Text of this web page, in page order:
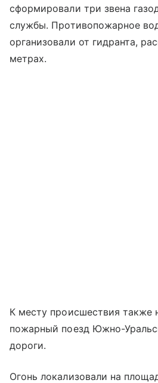
сформировали три звена
службы. Противопожарное
организовали от гидранта,
метрах.
К месту происшествия также
пожарный поезд Южно-
дороги.
Огонь локализовали на